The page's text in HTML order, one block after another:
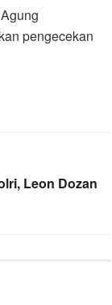
pengecekan
Leon Dozan